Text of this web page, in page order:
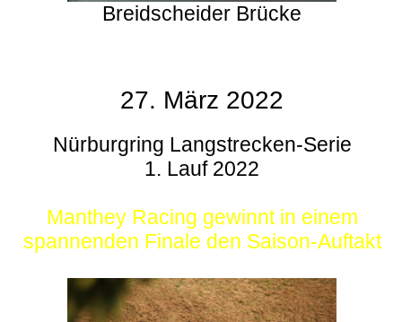
Breidscheider Brücke
27. März 2022
Nürburgring Langstrecken-Serie
1. Lauf 2022
Manthey Racing gewinnt in einem
spannenden Finale den Saison-Auftakt